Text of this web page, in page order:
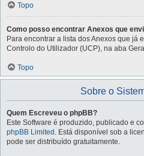
Topo
Como posso encontrar Anexos que
Para encontrar a lista dos Anexos que já
Controlo do Utilizador (UCP), na aba
Topo
Sobre o
Quem Escreveu o phpBB?
Este Software é produzido, publicado e
phpBB Limited . Está disponível sob a
pode ser distribuído gratuitamente.